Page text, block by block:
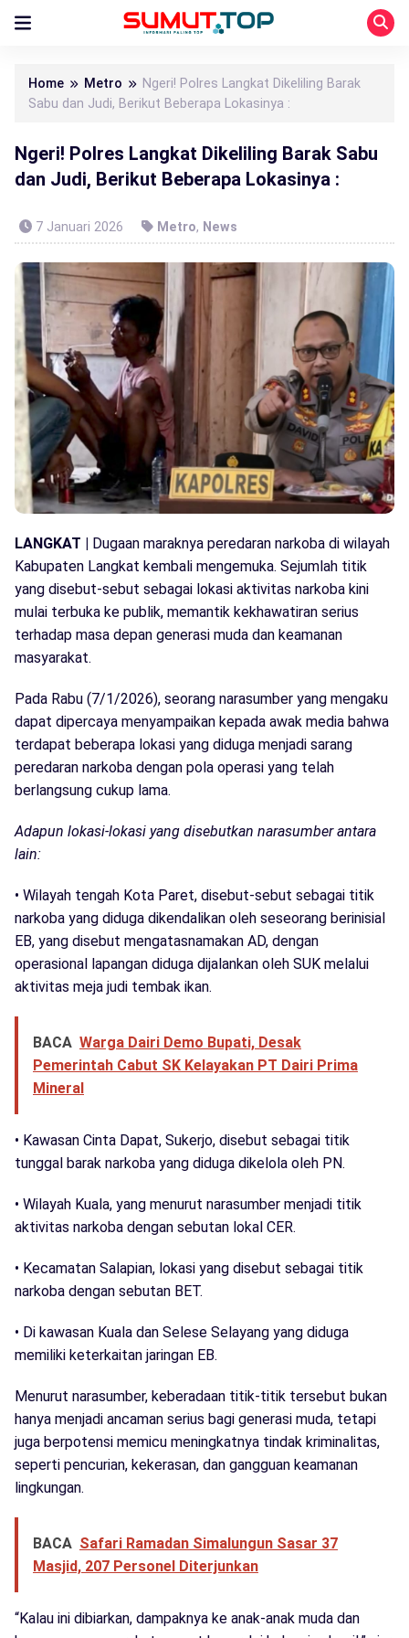
Home Metro
Ngeri! Polres Langkat Dikeliling Barak
Sabu dan Judi, Berikut Beberapa Lokasinya :
Ngeri! Polres Langkat Dikeliling Barak Sabu
dan Judi, Berikut Beberapa Lokasinya :
7 Januari 2026 Metro, News
LANGKAT |
Dugaan maraknya peredaran narkoba di wilayah
Kabupaten Langkat kembali mengemuka. Sejumlah titik
yang disebut-sebut sebagai lokasi aktivitas narkoba kini
mulai terbuka ke publik, memantik kekhawatiran serius
terhadap masa depan generasi muda dan keamanan
masyarakat.
Pada Rabu (7/1/2026), seorang narasumber yang mengaku
dapat dipercaya menyampaikan kepada awak media bahwa
terdapat beberapa lokasi yang diduga menjadi sarang
peredaran narkoba dengan pola operasi yang telah
berlangsung cukup lama.
Adapun lokasi-lokasi yang disebutkan narasumber antara
lain:
• Wilayah tengah Kota Paret, disebut-sebut sebagai titik
narkoba yang diduga dikendalikan oleh seseorang berinisial
EB, yang disebut mengatasnamakan AD, dengan
operasional lapangan diduga dijalankan oleh SUK melalui
aktivitas meja judi tembak ikan.
BACA Warga Dairi Demo Bupati, Desak
Pemerintah Cabut SK Kelayakan PT Dairi Prima
Mineral
• Kawasan Cinta Dapat, Sukerjo, disebut sebagai titik
tunggal barak narkoba yang diduga dikelola oleh PN.
• Wilayah Kuala, yang menurut narasumber menjadi titik
aktivitas narkoba dengan sebutan lokal CER.
• Kecamatan Salapian, lokasi yang disebut sebagai titik
narkoba dengan sebutan BET.
• Di kawasan Kuala dan Selese Selayang yang diduga
memiliki keterkaitan jaringan EB.
Menurut narasumber, keberadaan titik-titik tersebut bukan
hanya menjadi ancaman serius bagi generasi muda, tetapi
juga berpotensi memicu meningkatnya tindak kriminalitas,
seperti pencurian, kekerasan, dan gangguan keamanan
lingkungan.
BACA Safari Ramadan Simalungun Sasar 37
Masjid, 207 Personel Diterjunkan
“Kalau ini dibiarkan, dampaknya ke anak-anak muda dan